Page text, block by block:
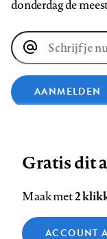
donderdag de
E-
mailadres
AANMELDEN
ons
op
ons
Contact Colofon
Zie onze cookie policy
Gratis dit
Maak met2
ACCOUNT